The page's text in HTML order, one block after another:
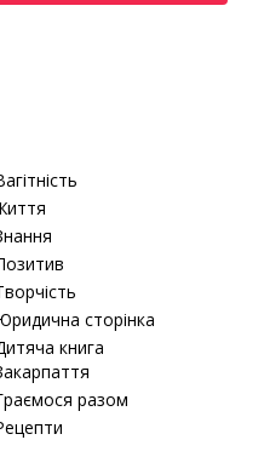
сторінка
книга
разом